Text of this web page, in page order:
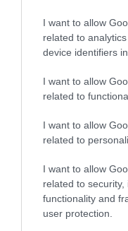
I want to allow
related to
device identifiers
I want to allow
related to
I want to allow
related to
I want to allow
related to
functionality and
user protection.
UHU Βάση με
Rollafix 19mm x
ΑΓΟΡΑ